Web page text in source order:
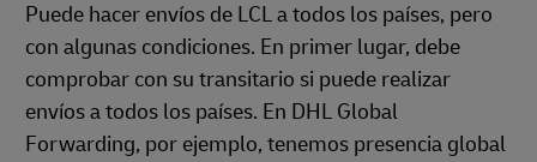
Puede hacer envíos de LCL a todos los países, pero
con algunas condiciones. En primer lugar, debe
comprobar con su transitario si puede realizar
envíos a todos los países. En DHL Global
Forwarding, por ejemplo, tenemos presencia global